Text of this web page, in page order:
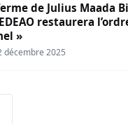
de Julius Maada
restaurera
»
décembre 2025